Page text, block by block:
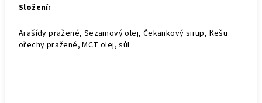
Složení:
Arašídy pražené, Sezamový olej, Čekankový sirup, Kešu
ořechy pražené, MCT olej, sůl